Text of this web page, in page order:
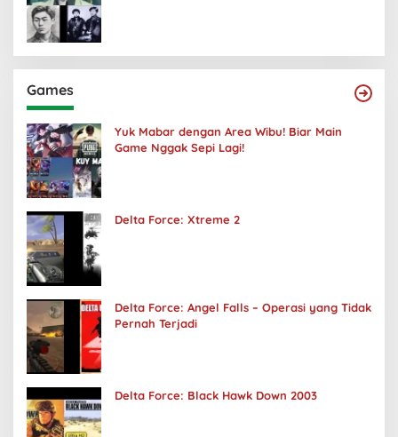
Games
Yuk Mabar dengan Area Wibu! Biar Main
Game Nggak Sepi Lagi!
Delta Force: Xtreme 2
Delta Force: Angel Falls – Operasi yang Tidak
Pernah Terjadi
Delta Force: Black Hawk Down 2003